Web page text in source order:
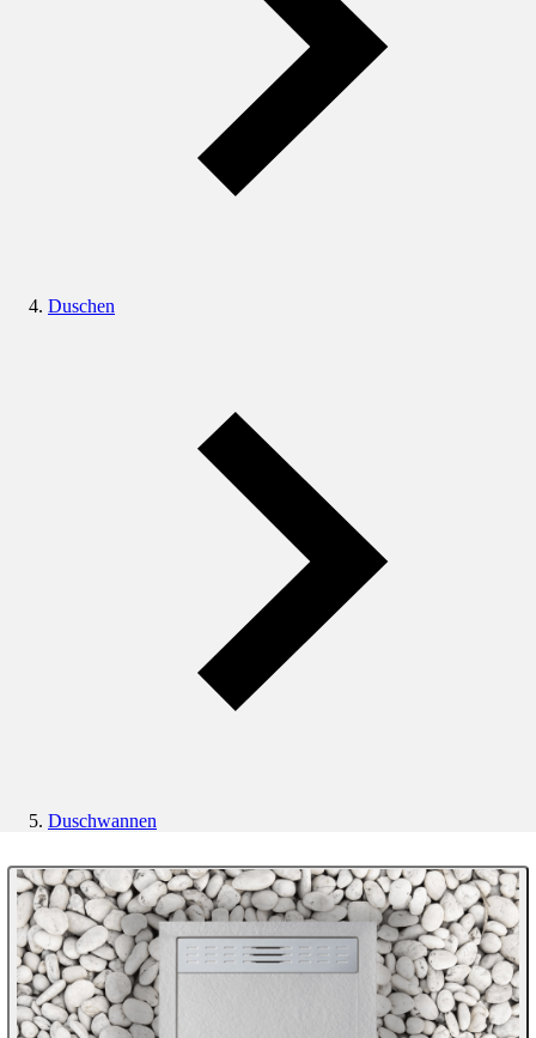
Duschen
Duschwannen